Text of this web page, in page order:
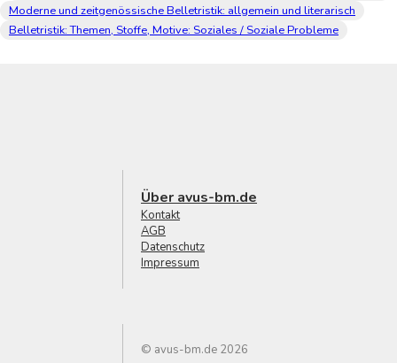
Moderne und zeitgenössische Belletristik: allgemein und literarisch
Belletristik: Themen, Stoffe, Motive: Soziales / Soziale Probleme
Über avus-bm.de
Kontakt
AGB
Datenschutz
Impressum
© avus-bm.de 2026